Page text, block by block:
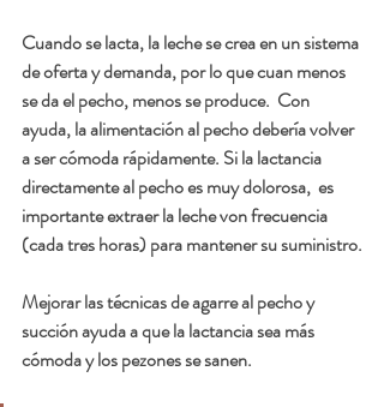
Cuando se lacta, la leche se crea en un sistema
de oferta y demanda, por lo que cuan menos
se da el pecho, menos se produce.  Con
ayuda, la alimentación al pecho debería volver
a ser cómoda rápidamente. Si la lactancia
directamente al pecho es muy dolorosa,  es
importante extraer la leche von frecuencia
(cada tres horas) para mantener su suministro.
Mejorar las técnicas de agarre al pecho y
succión ayuda a que la lactancia sea más
cómoda y los pezones se sanen.